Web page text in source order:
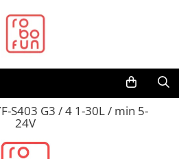
S403 G3 / 4 1-30L / min 5-
24V